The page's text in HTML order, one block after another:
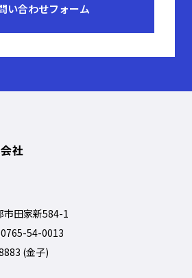
い合わせフォーム
市田家新584-1
54-0013
(金子)